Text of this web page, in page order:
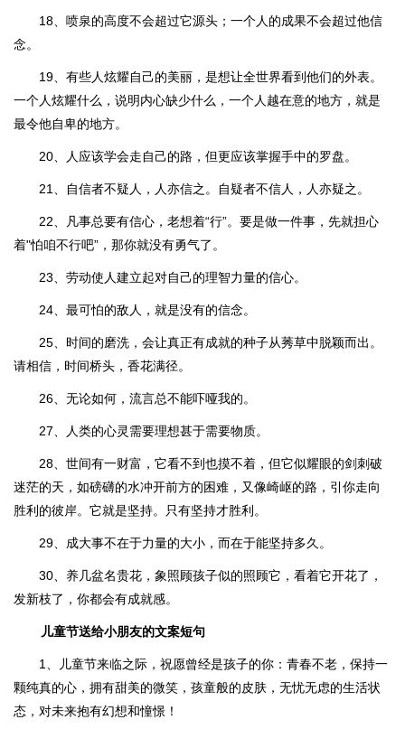
18、喷泉的高度不会超过它源头；一个人的成果不会超过他信
念。
19、有些人炫耀自己的美丽，是想让全世界看到他们的外表。
一个人炫耀什么，说明内心缺少什么，一个人越在意的地方，就是
最令他自卑的地方。
20、人应该学会走自己的路，但更应该掌握手中的罗盘。
21、自信者不疑人，人亦信之。自疑者不信人，人亦疑之。
22、凡事总要有信心，老想着“行”。要是做一件事，先就担心
着"怕咱不行吧”，那你就没有勇气了。
23、劳动使人建立起对自己的理智力量的信心。
24、最可怕的敌人，就是没有的信念。
25、时间的磨洗，会让真正有成就的种子从莠草中脱颖而出。
请相信，时间桥头，香花满径。
26、无论如何，流言总不能吓哑我的。
27、人类的心灵需要理想甚于需要物质。
28、世间有一财富，它看不到也摸不着，但它似耀眼的剑刺破
迷茫的天，如磅礴的水冲开前方的困难，又像崎岖的路，引你走向
胜利的彼岸。它就是坚持。只有坚持才胜利。
29、成大事不在于力量的大小，而在于能坚持多久。
30、养几盆名贵花，象照顾孩子似的照顾它，看着它开花了，
发新枝了，你都会有成就感。
儿童节送给小朋友的文案短句
1、儿童节来临之际，祝愿曾经是孩子的你：青春不老，保持一
颗纯真的心，拥有甜美的微笑，孩童般的皮肤，无忧无虑的生活状
态，对未来抱有幻想和憧憬！